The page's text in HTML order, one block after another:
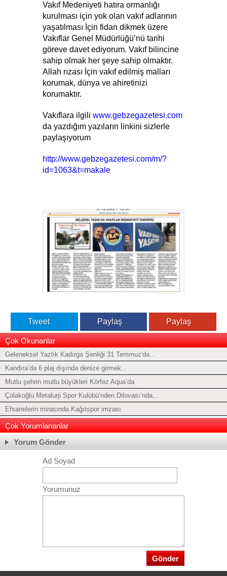
Vakıf Medeniyeti hatıra ormanlığı
kurulması için yok olan vakıf adlarının
yaşatılması İçin fidan dikmek üzere
Vakıflar Genel Müdürlüğü’nü tarihi
göreve davet ediyorum. Vakıf bilincine
sahip olmak her şeye sahip olmaktır.
Allah rızası İçin vakıf edilmiş malları
korumak, dünya ve ahiretinizi
korumaktır.
Vakıflara ilgili www.gebzegazetesi.com
da yazdığım yazıların linkini sizlerle
paylaşıyorum
http://www.gebzegazetesi.com/m/?
id=1063&t=makale
Tweet Paylaş Paylaş
Çok Okunanlar
Geleneksel Yazlık Kadırga Şenliği 31 Temmuz'da...
Kandıra’da 6 plaj dışında denize girmek...
Mutlu şehrin mutlu büyükleri Körfez Aqua’da
Çolakoğlu Metalurji Spor Kulübü’nden Dilovası’nda...
Efsanelerin mirasında Kağıtspor imzası
Çok Yorumlananlar
Yorum Gönder
Ad Soyad
Yorumunuz